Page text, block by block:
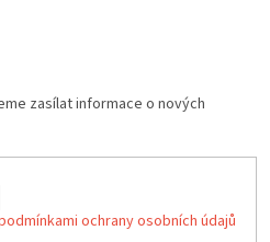
zasílat informace o nových
ochrany osobních údajů